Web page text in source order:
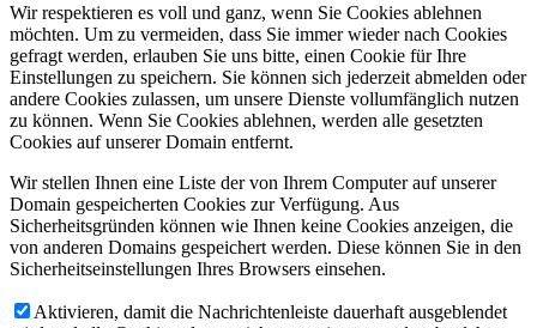
Wir respektieren es voll und ganz, wenn Sie Cookies ablehnen
möchten. Um zu vermeiden, dass Sie immer wieder nach Cookies
gefragt werden, erlauben Sie uns bitte, einen Cookie für Ihre
Einstellungen zu speichern. Sie können sich jederzeit abmelden oder
andere Cookies zulassen, um unsere Dienste vollumfänglich nutzen
zu können. Wenn Sie Cookies ablehnen, werden alle gesetzten
Cookies auf unserer Domain entfernt.
Wir stellen Ihnen eine Liste der von Ihrem Computer auf unserer
Domain gespeicherten Cookies zur Verfügung. Aus
Sicherheitsgründen können wie Ihnen keine Cookies anzeigen, die
von anderen Domains gespeichert werden. Diese können Sie in den
Sicherheitseinstellungen Ihres Browsers einsehen.
Aktivieren, damit die Nachrichtenleiste dauerhaft ausgeblendet